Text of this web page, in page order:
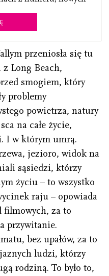
przeniosła się tu
z Long Beach,
smogiem, który
problemy
powietrza, natury
na całe życie,
I w którym umrą.
jezioro, widok na
sąsiedzi, którzy
życiu – to wszystko
raju – opowiada
filmowych, za to
przywitanie.
bez upałów, za to
ludzi, którzy
rodziną. To było to,